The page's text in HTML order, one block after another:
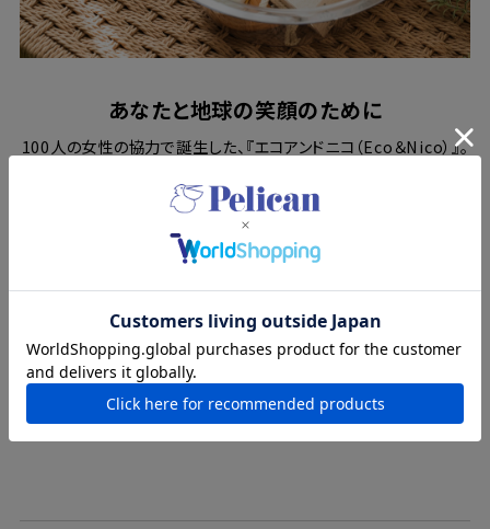
あなたと地球の笑顔のために
100人の女性の協力で誕生した、『エコアンドニコ（Eco＆Nico）』。
肌に洗い上げてくれる洗眼ブラシは、ボックスにはいっているから
プチギフトにもおすすめです。
クレンジングソープはこちら